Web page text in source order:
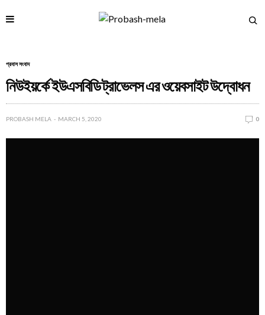
প্রবাস সংবাদ
নিউইয়র্কে ইউএসবিডি ট্রাভেলস এর ওয়েবসাইট উদ্বোধন
PROBASH MELA MARCH 5, 2020 0